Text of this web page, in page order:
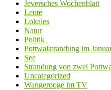
Jeversches Wochenblatt
Leute
Lokales
Natur
Politik
Pottwalstrandung im
See
Strandung von zwei
Uncategorized
Wangerooge im TV